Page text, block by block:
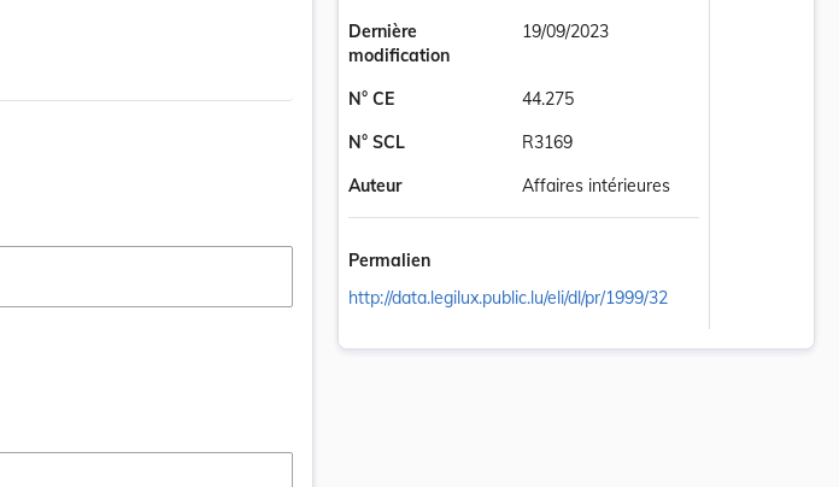
Dernière
modification
19/09/2023
N° CE
44.275
N° SCL
R3169
Auteur
Affaires intérieures
Permalien
http://data.legilux.public.lu/eli/dl/pr/1999/32